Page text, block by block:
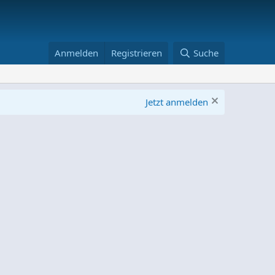
Anmelden Registrieren Suche
Jetzt anmelden